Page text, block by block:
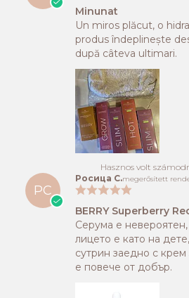
Minunat
Un miros plăcut, o
produs îndeplinește
după câteva ultimari.
Hasznos volt
РС
Росица С.megerősített
BERRY Superberry
Серума е
лицето е като на
сутрин заедно с крем
е повече от добър.